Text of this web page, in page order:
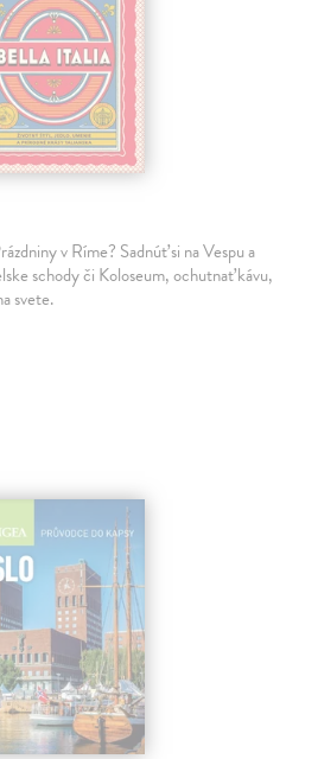
v Ríme? Sadnúť si na Vespu a
schody či Koloseum, ochutnať kávu,
svete.